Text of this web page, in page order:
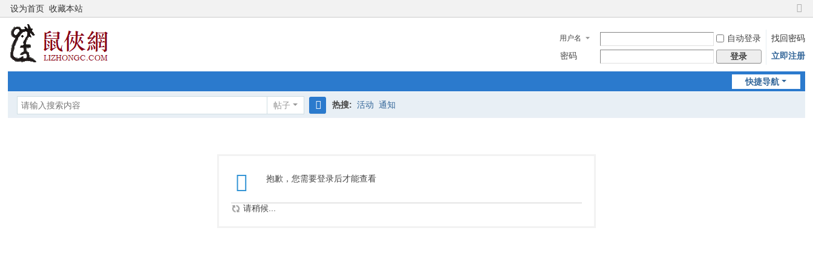
设为首页 收藏本站
切
到
窄
版
用户名 自动登录
找回密码
密码
登录 立即注册
快捷导航
帖子 热搜: 活动 通知
抱歉，您需要登录后才能查看
请稍候...